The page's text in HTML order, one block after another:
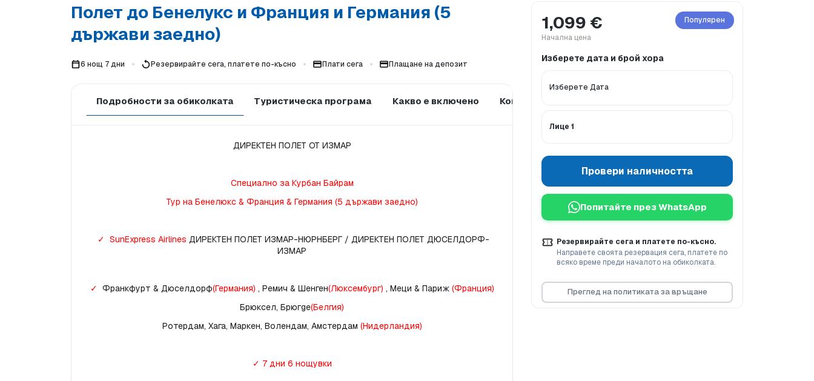
Полет до Бенелукс и Франция и Германия (5
държави заедно)
6 нощ 7 дни Резервирайте сега, платете по-късно Плати сега Плащане на депозит
Подробности за обиколката Туристическа програма Какво е включено Които не са включени
ДИРЕКТЕН ПОЛЕТ ОТ ИЗМАР
Специално за Курбан Байрам
Тур на Бенелюкс & Франция & Германия (5 държави заедно)
✓ SunExpress Airlines ДИРЕКТЕН ПОЛЕТ ИЗМАР-НЮРНБЕРГ / ДИРЕКТЕН ПОЛЕТ ДЮСЕЛДОРФ-
ИЗМАР
✓ Франкфурт & Дюселдорф(Германия) , Ремич & Шенген(Люксембург) , Меци & Париж (Франция)
Брюксел, Брюгge(Белгия)
Ротердам, Хага, Маркен, Волендам, Амстердам (Нидерландия)
✓ 7 дни 6 нощувки
Популярен
1,099 €
Начална цена
Изберете дата и брой хора
Лице 1
Провери наличността
Попитайте през WhatsApp
Резервирайте сега и платете по-късно.
Направете своята резервация сега, платете по
всяко време преди началото на обиколката.
Преглед на политиката за връщане